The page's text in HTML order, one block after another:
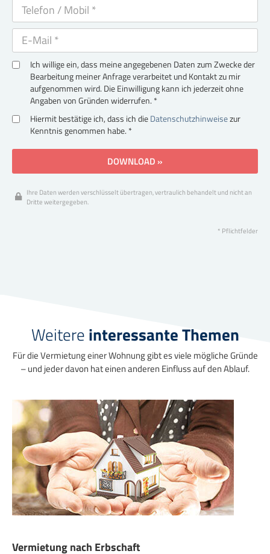
Ich willige ein, dass meine angegebenen Daten zum Zwecke der
Bearbeitung meiner Anfrage verarbeitet und Kontakt zu mir
aufgenommen wird. Die Einwilligung kann ich jederzeit ohne
Angaben von Gründen widerrufen. *
Hiermit bestätige ich, dass ich die Datenschutzhinweisezur
Kenntnis genommen habe. *
DOWNLOAD »
Ihre Daten werden verschlüsselt übertragen, vertraulich behandelt und nicht an
Dritte weitergegeben.
* Pflichtfelder
Weitereinteressante Themen
Für die Vermietung einer Wohnung gibt es viele mögliche Gründe
– und jeder davon hat einen anderen Einfluss auf den Ablauf.
Vermietung nach Erbschaft